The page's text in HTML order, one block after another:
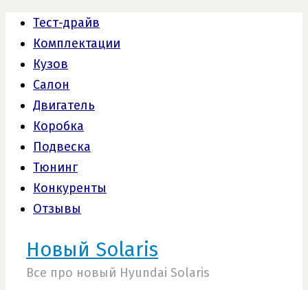
Тест-драйв
Комплектации
Кузов
Салон
Двигатель
Коробка
Подвеска
Тюнинг
Конкуренты
Отзывы
Новый Solaris
Все про новый Hyundai Solaris